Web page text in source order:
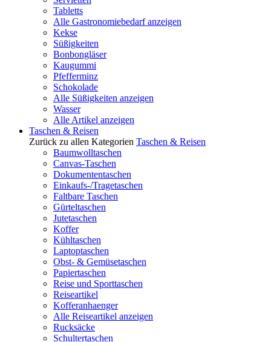
Tabletts
Alle Gastronomiebedarf anzeigen
Kekse
Süßigkeiten
Bonbongläser
Kaugummi
Pfefferminz
Schokolade
Alle Süßigkeiten anzeigen
Wasser
Alle Artikel anzeigen
Taschen & Reisen
Zurück zu allen Kategorien Taschen & Reisen
Baumwolltaschen
Canvas-Taschen
Dokumententaschen
Einkaufs-/Tragetaschen
Faltbare Taschen
Gürteltaschen
Jutetaschen
Koffer
Kühltaschen
Laptoptaschen
Obst- & Gemüsetaschen
Papiertaschen
Reise und Sporttaschen
Reiseartikel
Kofferanhaenger
Alle Reiseartikel anzeigen
Rucksäcke
Schultertaschen